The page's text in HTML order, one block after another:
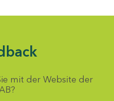
mit der Website der